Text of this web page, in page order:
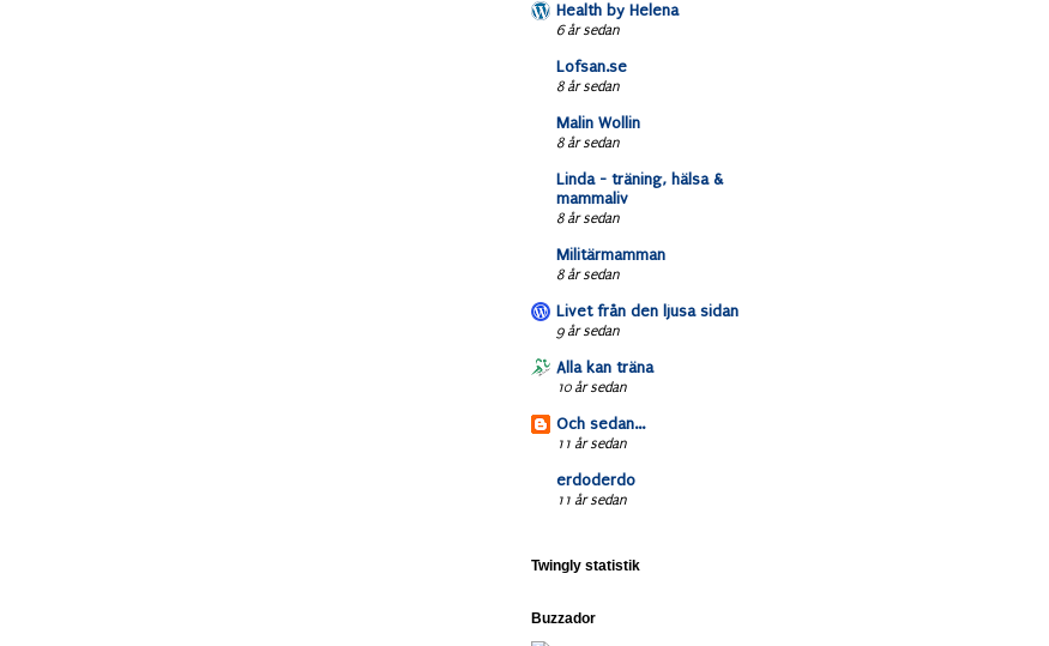
Health by Helena
6 år sedan
Lofsan.se
8 år sedan
Malin Wollin
8 år sedan
Linda - träning, hälsa &
mammaliv
8 år sedan
Militärmamman
8 år sedan
Livet från den ljusa sidan
9 år sedan
Alla kan träna
10 år sedan
Och sedan...
11 år sedan
erdoderdo
11 år sedan
Twingly statistik
Buzzador